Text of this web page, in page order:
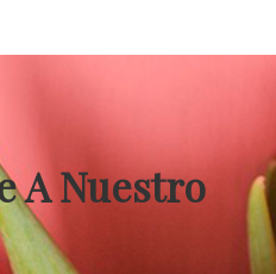
A Nuestro